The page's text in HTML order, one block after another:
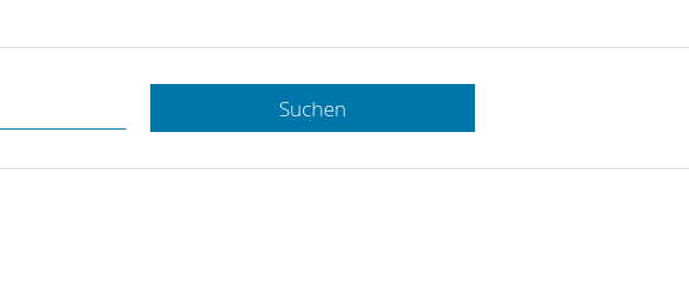
Hotline.
gerne.
Suchen